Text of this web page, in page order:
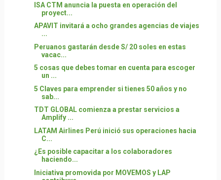
ISA CTM anuncia la puesta en operación del
proyect...
APAVIT invitará a ocho grandes agencias de viajes
...
Peruanos gastarán desde S/ 20 soles en estas
vacac...
5 cosas que debes tomar en cuenta para escoger
un ...
5 Claves para emprender si tienes 50 años y no
sab...
TDT GLOBAL comienza a prestar servicios a
Amplify ...
LATAM Airlines Perú inició sus operaciones hacia
C...
¿Es posible capacitar a los colaboradores
haciendo...
Iniciativa promovida por MOVEMOS y LAP